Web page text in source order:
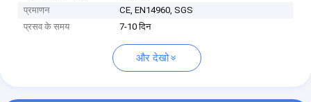
प्रमाणन
CE, EN14960, SGS
प्रसव के समय
7-10 दिन
और देखो